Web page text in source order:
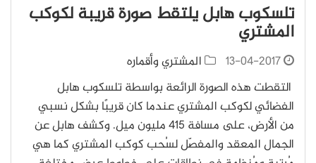
تلسكوب هابل يلتقط صورة قريبة لكوكب
المشتري
13-04-2017
المشتري وأقماره
التقطت هذه الصورة الرائعة بواسطة تلسكوب هابل
الفضائي لكوكب المشتري عندما كان قريبًا بشكل نسبي
من الأرض، على مسافة 415 مليون ميل. وكشف هابل عن
الجمال المعقد والمفصّل لسُحب كوكب المشتري كما هي